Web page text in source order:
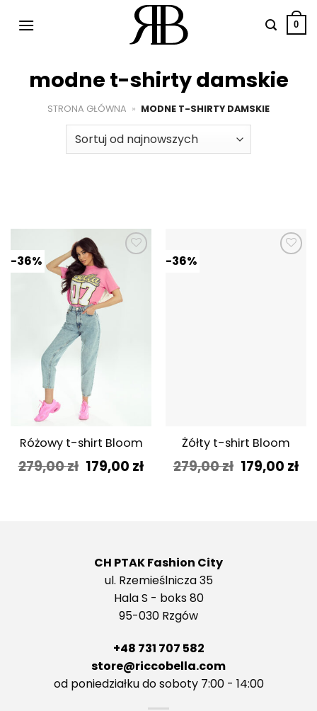
0
modne t-shirty damskie
STRONA GŁÓWNA » MODNE T-SHIRTY DAMSKIE
-36%
Dodaj do
ulubionych
Różowy t-shirt Bloom
279,00zł Pierwotna
cena
179,00 złAktualna
-36%
Żółty t-shirt Bloom
279,00zł Pierwotna
cena
179,00 zł
CH PTAK Fashion City
ul. Rzemieślnicza 35
Hala S - boks 80
95-030 Rzgów
+48 731 707 582
store@riccobella.com
od poniedziałku do soboty 7:00 - 14:00